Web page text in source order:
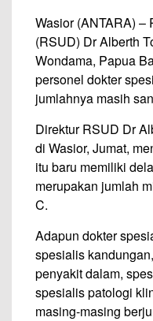
Wasior (ANTARA) –
(RSUD) Dr Alberth
Wondama, Papua
personel dokter
jumlahnya masih
Direktur RSUD Dr
di Wasior, Jumat,
itu baru memiliki
merupakan jumlah
C.
Adapun dokter
spesialis
penyakit dalam,
spesialis patologi
masing-masing